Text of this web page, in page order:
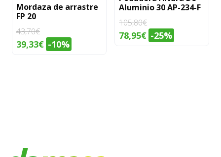
Mordaza de arrastre
FP 20
43,70€
El
39,33€El-10%
Aluminio 30 AP-234-F
105,80€
El
78,95€El-25%